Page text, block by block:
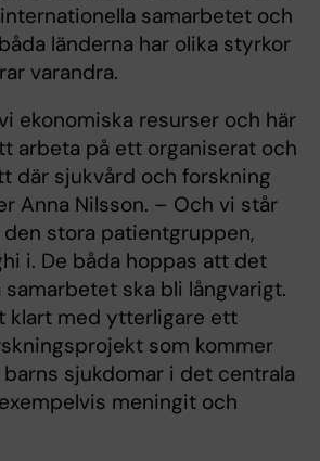
samarbetet och
länderna har olika styrkor
varandra.
ekonomiska resurser och här
arbeta på ett organiserat och
där sjukvård och forskning
Anna Nilsson. – Och vi står
stora patientgruppen,
i. De båda hoppas att det
ska bli långvarigt.
klart med ytterligare ett
som kommer
sjukdomar i det centrala
meningit och